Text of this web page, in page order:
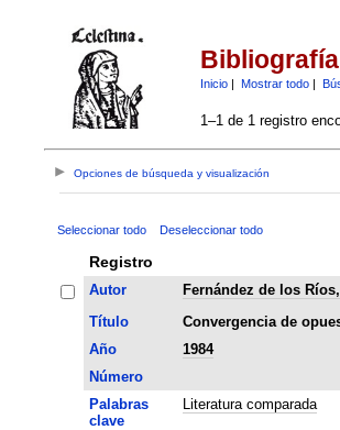
Inicio| Mostrar todo|
1–1 de 1 registro
Opciones de búsqueda y visualización
Seleccionar todo Deseleccionar todo
Registro
Autor
Fernández de los
Título
Convergencia de
Año
1984
Número
Palabras
clave
Literatura comparada